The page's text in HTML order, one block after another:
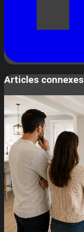
Articles connexes